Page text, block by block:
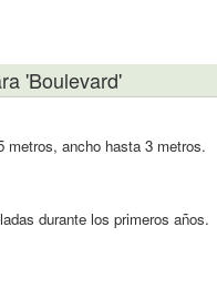
'Boulevard'
metros, ancho hasta 3 metros.
durante los primeros años.